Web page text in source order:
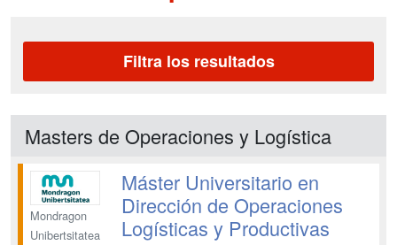
Filtra los resultados
Masters de Operaciones y Logística
Mondragon
Unibertsitatea
Máster Universitario en
Dirección de Operaciones
Logísticas y Productivas